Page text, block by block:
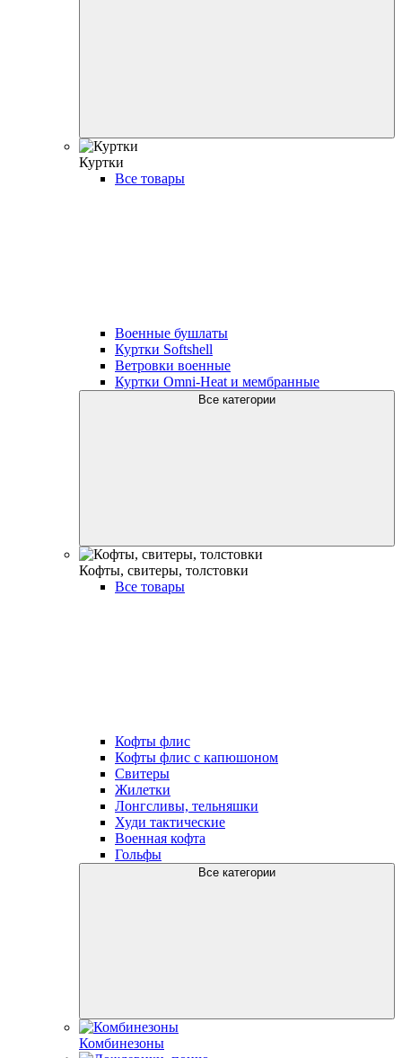
Куртки
Все товары
Военные бушлаты
Куртки Softshell
Ветровки военные
Куртки Omni-Heat и мембранные
Все категории
Кофты, свитеры, толстовки
Все товары
Кофты флис
Кофты флис с капюшоном
Свитеры
Жилетки
Лонгсливы, тельняшки
Худи тактические
Военная кофта
Гольфы
Все категории
Комбинезоны